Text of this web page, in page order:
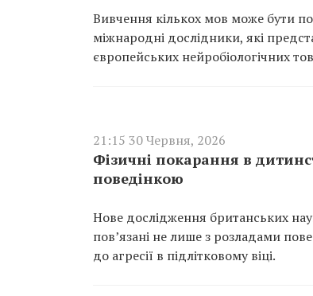
Вивчення кількох мов може бути
міжнародні дослідники, які
європейських нейробіологічних
21:15 30 Червня, 2026
Фізичні покарання в
поведінкою
Нове дослідження британських
пов’язані не лише з розладами
до агресії в підлітковому віці.